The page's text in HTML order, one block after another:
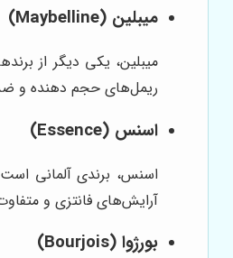
میبلین (Maybelline)
میبلین، یکی دیگر از
ریمل‌های حجم دهنده و ضد
اسنس (Essence)
اسنس، برندی آلمانی
آرایش‌های فانتزی و
بورژوا (Bourjois)